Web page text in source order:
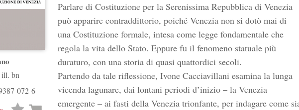
ill. bn
072-6
Parlare di Costituzione per la Serenissima Repubblica di Venezia
può apparire contraddittorio, poiché Venezia non si dotò mai di
una Costituzione formale, intesa come legge fondamentale che
regola la vita dello Stato. Eppure fu il fenomeno statuale più
duraturo, con una storia di quasi quattordici secoli.
Partendo da tale riflessione, Ivone Cacciavillani esamina la lunga
vicenda lagunare, dai lontani periodi d’inizio – la Venezia
emergente – ai fasti della Venezia trionfante, per indagare come